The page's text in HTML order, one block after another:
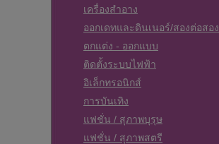
เครื่องสำอาง
ออกเดทและดินเนอร์/สองต่อสอง
ตกแต่ง - ออกแบบ
ติดตั้งระบบไฟฟ้า
อิเล็กทรอนิกส์
การบันเทิง
แฟชั่น / สุภาพบุรุษ
แฟชั่น / สุภาพสตรี